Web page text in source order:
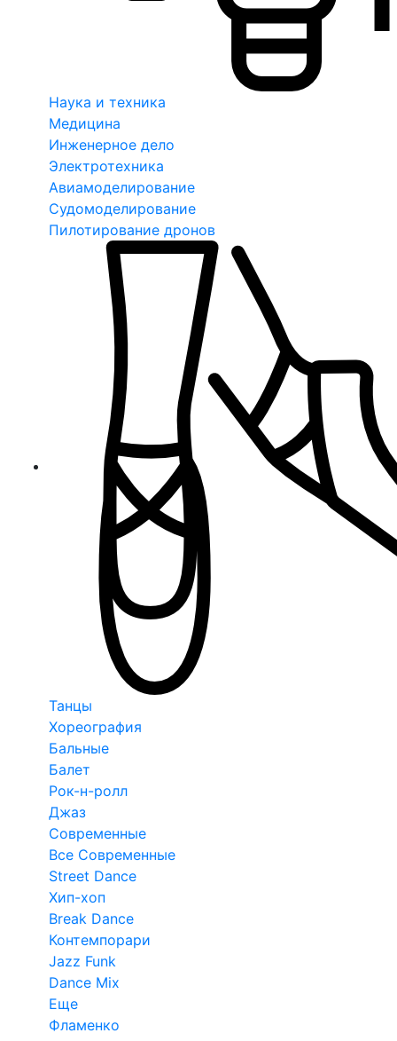
Наука и техника
Медицина
Инженерное дело
Электротехника
Авиамоделирование
Судомоделирование
Пилотирование дронов
Танцы
Хореография
Бальные
Балет
Рок-н-ролл
Джаз
Современные
Все Современные
Street Dance
Хип-хоп
Break Dance
Контемпорари
Jazz Funk
Dance Mix
Еще
Фламенко